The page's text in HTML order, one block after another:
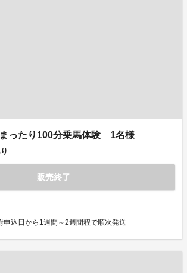
ったり100分乗馬体験 1名様
販売終了
申込日から1週間～2週間程で順次発送